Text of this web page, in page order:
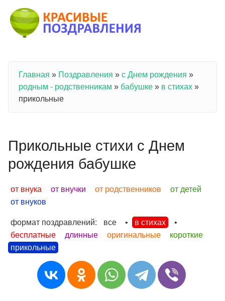
Вы здесь
Главная » Поздравления » с Днем рождения »
родным - родственникам » бабушке » в стихах »
прикольные
Прикольные стихи с Днем
рождения бабушке
от внука от внучки от родственников
от детей
от внуков
формат поздравлений: все • в стихах
•
бесплатные
длинные оригинальные
короткие
прикольные